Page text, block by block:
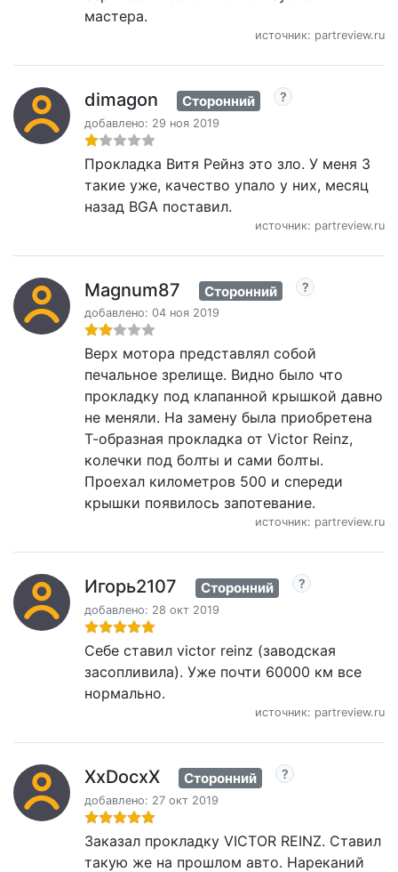
мастера.
источник: partreview.ru
dimagon Сторонний
добавлено: 29 ноя 2019
Прокладка Витя Рейнз это зло. У меня 3
такие уже, качество упало у них, месяц
назад BGA поставил.
источник: partreview.ru
Magnum87 Сторонний
добавлено: 04 ноя 2019
Верх мотора представлял собой
печальное зрелище. Видно было что
прокладку под клапанной крышкой давно
не меняли. На замену была приобретена
Т-образная прокладка от Victor Reinz,
колечки под болты и сами болты.
Проехал километров 500 и спереди
крышки появилось запотевание.
источник: partreview.ru
Игорь2107 Сторонний
добавлено: 28 окт 2019
Себе ставил victor reinz (заводская
засопливила). Уже почти 60000 км все
нормально.
источник: partreview.ru
XxDocxX Сторонний
добавлено: 27 окт 2019
Заказал прокладку VICTOR REINZ. Ставил
такую же на прошлом авто. Нареканий